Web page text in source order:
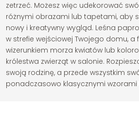
zetrzeć. Możesz więc udekorować
różnymi obrazami lub tapetami, aby
nowy i kreatywny wygląd. Leśna
w strefie wejściowej Twojego domu,
wizerunkiem morza kwiatów lub
królestwa zwierząt w salonie.
swoją rodzinę, a przede wszystkim
ponadczasowo klasycznymi wzorami